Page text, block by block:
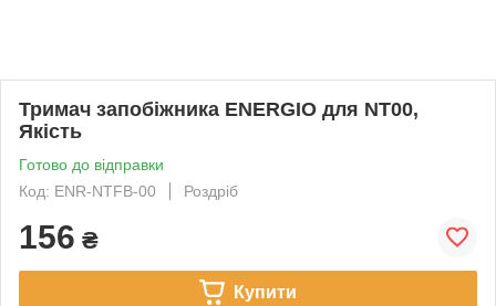
Тримач запобіжника ENERGIO для NT00,
Якість
Готово до відправки
Код: ENR-NTFB-00
Роздріб
156 ₴
Купити